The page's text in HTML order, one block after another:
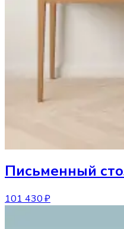
Письменный
101 430 ₽